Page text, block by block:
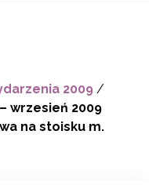
2009 /
wrzesień 2009
na stoisku m.